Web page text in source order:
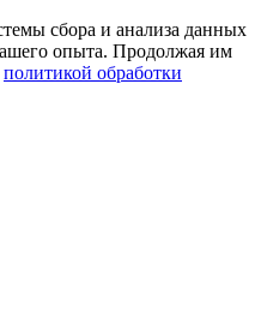
сбора и анализа данных
опыта. Продолжая им
политикой обработки